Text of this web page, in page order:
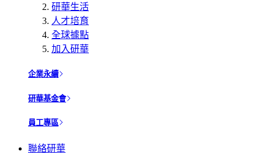
研華生活
人才培育
全球據點
加入研華
企業永續
研華基金會
員工專區
聯絡研華